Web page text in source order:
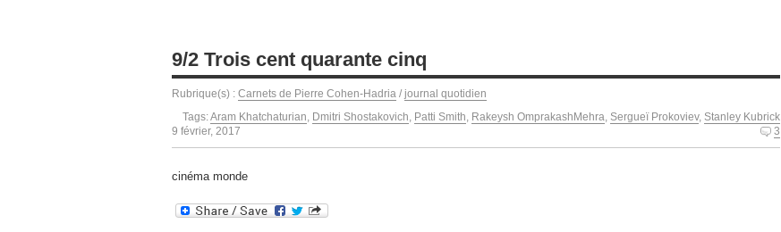
9/2 Trois cent quarante cinq
Rubrique(s) : Carnets de Pierre Cohen-Hadria / journal quotidien
Tags:Aram Khatchaturian, Dmitri Shostakovich, Patti Smith, Rakeysh OmprakashMehra, Sergueï Prokoviev, Stanley Kubrick
9 février, 2017
3
cinéma monde